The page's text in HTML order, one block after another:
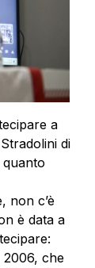
a
di
non c’è
è data a
2006, che